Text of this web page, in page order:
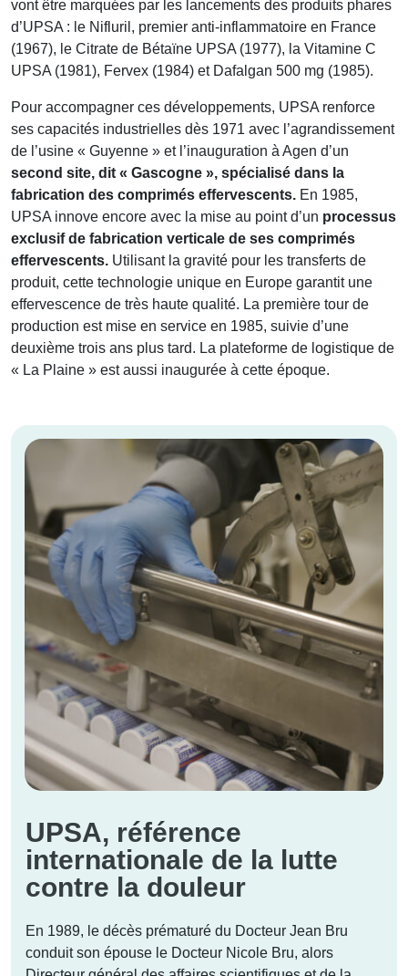
vont être marquées par les lancements des produits phares
d’UPSA : le Nifluril, premier anti-inflammatoire en France
(1967), le Citrate de Bétaïne UPSA (1977), la Vitamine C
UPSA (1981), Fervex (1984) et Dafalgan 500 mg (1985).
Pour accompagner ces développements, UPSA renforce
ses capacités industrielles dès 1971 avec l’agrandissement
de l’usine « Guyenne » et l’inauguration à Agen d’un
second site, dit « Gascogne », spécialisé dans la
fabrication des comprimés effervescents. En 1985,
UPSA innove encore avec la mise au point d’un processus
exclusif de fabrication verticale de ses comprimés
effervescents. Utilisant la gravité pour les transferts de
produit, cette technologie unique en Europe garantit une
effervescence de très haute qualité. La première tour de
production est mise en service en 1985, suivie d’une
deuxième trois ans plus tard. La plateforme de logistique de
« La Plaine » est aussi inaugurée à cette époque.
UPSA, référence
internationale de la lutte
contre la douleur
En 1989, le décès prématuré du Docteur Jean Bru
conduit son épouse le Docteur Nicole Bru, alors